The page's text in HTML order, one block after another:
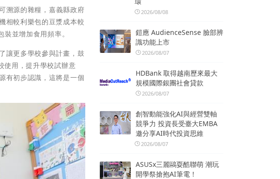
溯源的雜糧，嘉義縣政府
相較利樂包的豆漿成本較
並增加食用頻率。
讓更多學校參與計畫，鼓
使用，提升學校試辦意
有初步認識，這將是一個
2026/08/08
鎧應 AudienceSense 臉部辨
識功能上市
2026/08/07
HDBank 取得越南歷來最大
規模國際銀團社會貸款
2026/08/07
創智動能強化AI與經營雙軸
競爭力 投資長受臺大EMBA
邀分享AI時代投資思維
2026/08/07
ASUSx三麗鷗耍酷聯萌 潮玩
開學祭搶抱AI筆電！